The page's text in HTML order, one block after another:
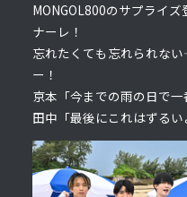
MONGOL800のサプライ
ナーレ！
忘れたくても忘れられな
ー！
京本「今までの雨の日で一
田中「最後にこれはずるい